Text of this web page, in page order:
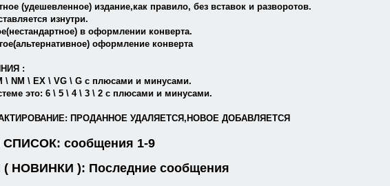
(удешевленное) издание,как правило, без вставок и разворотов.
изнутри.
в оформлении конверта.
оформление конверта
:
\ NM \ EX \ VG \ G с плюсами и минусами.
это: 6 \ 5 \ 4 \ 3 \ 2 с плюсами и минусами.
ПРОДАННОЕ УДАЛЯЕТСЯ,НОВОЕ ДОБАВЛЯЕТСЯ
сообщения 1-9
НОВИНКИ ): Последние сообщения